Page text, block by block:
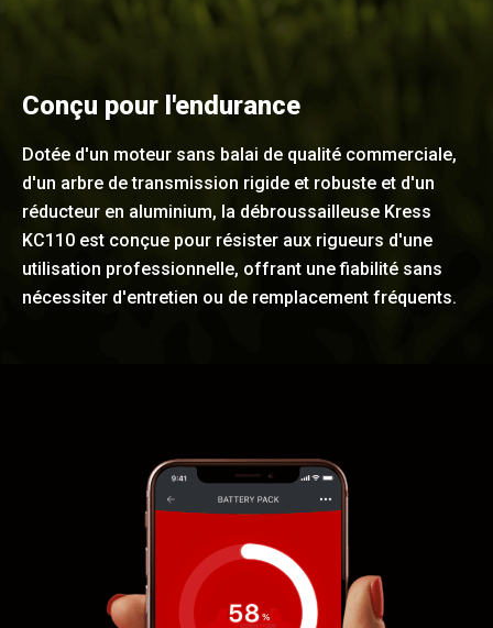
Conçu pour l'endurance
Dotée d'un moteur sans balai de qualité commerciale,
d'un arbre de transmission rigide et robuste et d'un
réducteur en aluminium, la débroussailleuse Kress
KC110 est conçue pour résister aux rigueurs d'une
utilisation professionnelle, offrant une fiabilité sans
nécessiter d'entretien ou de remplacement fréquents.